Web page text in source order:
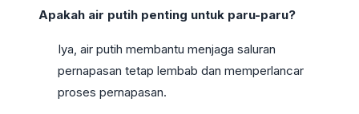
Apakah air putih penting untuk paru-paru?
Iya, air putih membantu menjaga saluran
pernapasan tetap lembab dan memperlancar
proses pernapasan.